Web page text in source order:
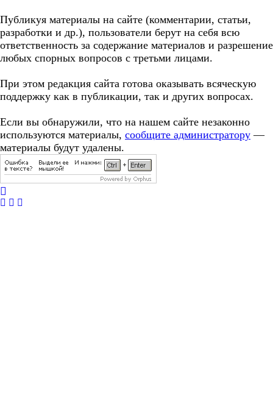
Публикуя материалы на сайте (комментарии, статьи,
разработки и др.), пользователи берут на себя всю
ответственность за содержание материалов и разрешение
любых спорных вопросов с третьми лицами.
При этом редакция сайта готова оказывать всяческую
поддержку как в публикации, так и других вопросах.
Если вы обнаружили, что на нашем сайте незаконно
используются материалы, сообщите администратору —
материалы будут удалены.